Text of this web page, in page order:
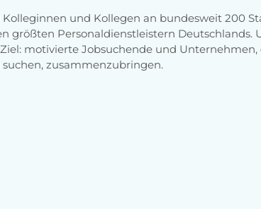
Kolleginnen und Kollegen an bundesweit 200
größten Personaldienstleistern Deutschlands.
motivierte Jobsuchende und Unternehmen,
zusammenzubringen.